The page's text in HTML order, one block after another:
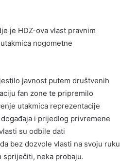
je HDZ-ova vlast pravnim
nogometne
javnost putem društvenih
fan zone te pripremilo
utakmica reprezentacije
i prijedlog privremene
su odbile dati
bez dozvole vlasti na svoju ruku
spriječiti, neka probaju.